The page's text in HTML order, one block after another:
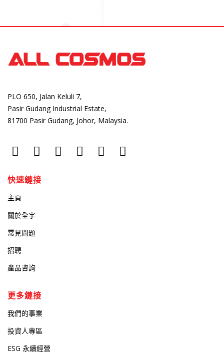
PLO 650, Jalan Keluli 7,
Pasir Gudang Industrial Estate,
81700 Pasir Gudang, Johor, Malaysia.
快速鏈接
主頁
關於全宇
常見問題
招聘
產品咨詢
更多鏈接
我們的事業
投資人專區
ESG 永續經營